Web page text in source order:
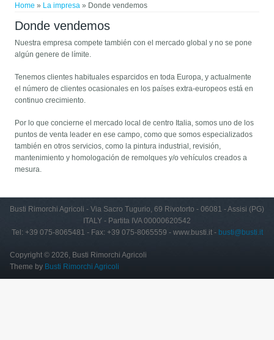
Home » La impresa » Donde vendemos
Donde vendemos
Nuestra empresa compete también con el mercado global y no se pone
algún genere de límite.
Tenemos clientes habituales esparcidos en toda Europa, y actualmente
el número de clientes ocasionales en los países extra-europeos está en
continuo crecimiento.
Por lo que concierne el mercado local de centro Italia, somos uno de los
puntos de venta leader en ese campo, como que somos especializados
también en otros servicios, como la pintura industrial, revisión,
mantenimiento y homologación de remolques y/o vehículos creados a
mesura.
Busti Rimorchi Agricoli - Via Sacro Tugurio, 69 Rivotorto - 06081 - Assisi (PG)
ITALY - Partita IVA 00000620542
Tel: +39 075-8065481 - Fax: +39 075-8065559 - www.busti.it - busti@busti.it
Copyright © 2026, Busti Rimorchi Agricoli
Theme by Busti Rimorchi Agricoli